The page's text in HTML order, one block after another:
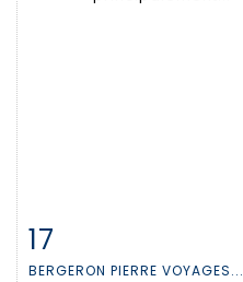
Item detail
17
BERGERON PIERRE VOYAGES...